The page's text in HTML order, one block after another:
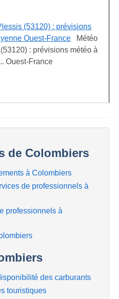
(53120) : prévisions
Ouest-France Météo
: prévisions météo à
Ouest-France
de Colombiers
à Colombiers
de professionnels à
professionnels à
des carburants
touristiques